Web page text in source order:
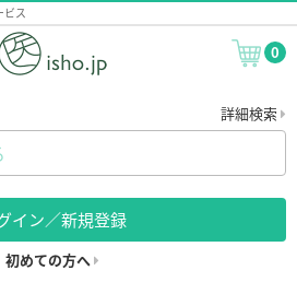
ビス
0
詳細検索
イン／新規登録
初めての方へ